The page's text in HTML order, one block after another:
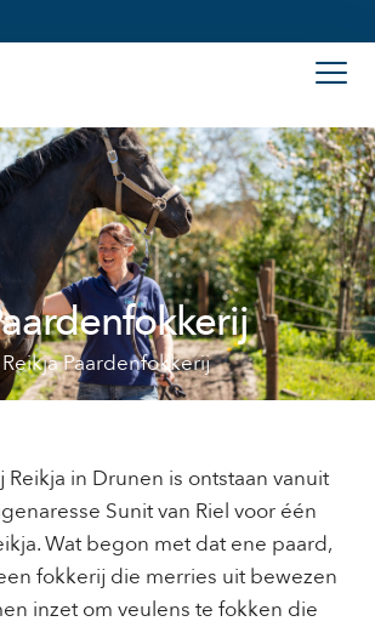
Reikja Paardenfokkerij
Reikja in Drunen is ontstaan vanuit
Sunit van Riel voor één
Wat begon met dat ene paard,
fokkerij die merries uit bewezen
inzet om veulens te fokken die